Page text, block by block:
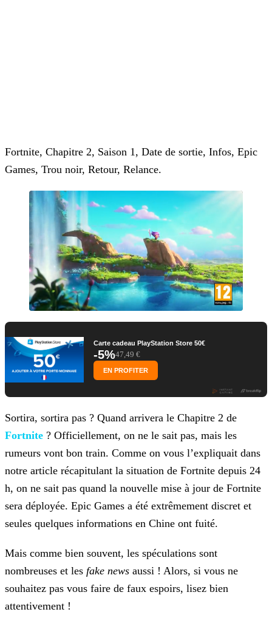
Fortnite, Chapitre 2, Saison 1, Date de sortie, Infos, Epic
Games, Trou noir, Retour, Relance.
Carte cadeau PlayStation Store 50€
-5%47,49 €
EN PROFITER
Sortira, sortira pas ? Quand arrivera le Chapitre 2 de
Fortnite ? Officiellement, on ne le sait pas, mais les
rumeurs vont bon train. Comme on vous l’expliquait dans
notre article récapitulant la situation de Fortnite depuis 24
h, on ne sait pas quand la nouvelle mise à jour de Fortnite
sera déployée. Epic Games a été extrêmement discret et
seules quelques informations en Chine ont fuité.
Mais comme bien souvent, les spéculations sont
nombreuses et les fake news aussi ! Alors, si vous ne
souhaitez pas vous faire de faux espoirs, lisez bien
attentivement !